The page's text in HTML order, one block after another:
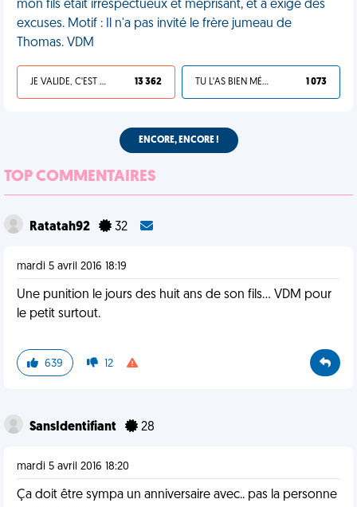
mon fils était irrespectueux et méprisant, et a exigé des
excuses. Motif : Il n'a pas invité le frère jumeau de
Thomas. VDM
JE VALIDE, C'EST UNE VDM 13 362 TU L'AS BIEN MÉRITÉ 1 073
ENCORE, ENCORE !
TOP COMMENTAIRES
Ratatah92 32
mardi 5 avril 2016 18:19
Une punition le jours des huit ans de son fils... VDM pour
le petit surtout.
639 12
SansIdentifiant 28
mardi 5 avril 2016 18:20
Ça doit être sympa un anniversaire avec.. pas la personne